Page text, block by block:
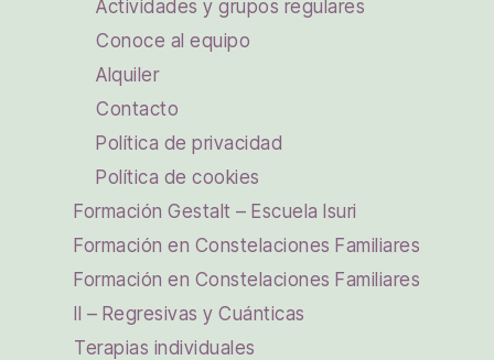
Actividades y grupos regulares
Conoce al equipo
Alquiler
Contacto
Política de privacidad
Política de cookies
Formación Gestalt – Escuela Isuri
Formación en Constelaciones Familiares
Formación en Constelaciones Familiares
II – Regresivas y Cuánticas
Terapias individuales